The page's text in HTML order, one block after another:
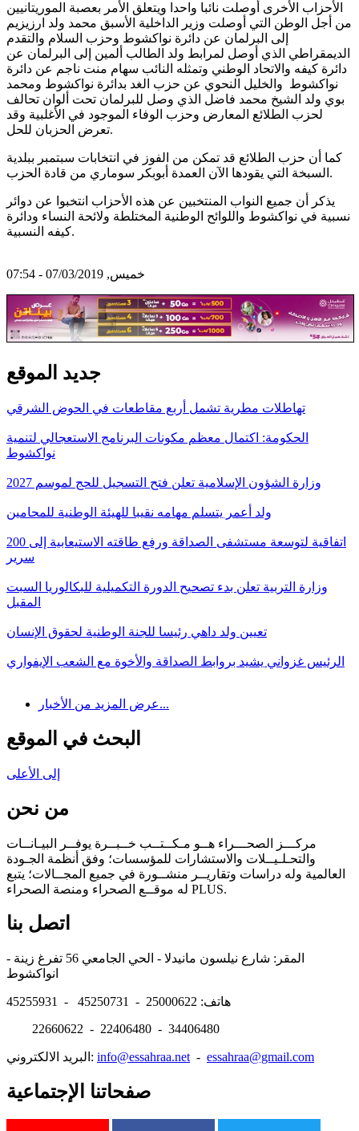
الأحزاب الأخرى أوصلت نائبا واحدا ويتعلق الأمر بعصبة الموريتانيين
من أجل الوطن التي أوصلت وزير الداخلية الأسبق محمد ولد ارزيزيم
إلى البرلمان عن دائرة نواكشوط وحزب السلام والتقدم
الديمقراطي الذي أوصل لمرابط ولد الطالب ألمين إلى البرلمان عن
دائرة كيفه والاتحاد الوطني وتمثله النائب سهام منت ناجم عن دائرة
نواكشوط والخليل النحوي عن حزب الغد بدائرة نواكشوط ومحمد
بوي ولد الشيخ محمد فاضل الذي وصل للبرلمان تحت ألوان تحالف
لحزب الطلائع المعارض وحزب الوفاء الموجود في الأغلبية وقد
تعرض الحزبان للحل.
كما أن حزب الطلائع قد تمكن من الفوز في انتخابات سبتمبر ببلدية
السبخة التي يقودها الآن العمدة أبوبكر سوماري من قادة الحزب.
يذكر أن جميع النواب المنتخبين عن هذه الأحزاب انتخبوا عن دوائر
نسبية في نواكشوط واللوائح الوطنية المختلطة ولائحة النساء ودائرة
كيفه النسبية.
خميس, 07/03/2019 - 07:54
جديد الموقع
تهاطلات مطرية تشمل أربع مقاطعات في الحوض الشرقي
الحكومة: اكتمال معظم مكونات البرنامج الاستعجالي لتنمية
نواكشوط
وزارة الشؤون الإسلامية تعلن فتح التسجيل للحج لموسم 2027
ولد أعمر يتسلم مهامه نقيبا للهيئة الوطنية للمحامين
اتفاقية لتوسعة مستشفى الصداقة ورفع طاقته الاستيعابية إلى 200
سرير
وزارة التربية تعلن بدء تصحيح الدورة التكميلية للبكالوريا السبت
المقبل
تعيين ولد داهي رئيسا للجنة الوطنية لحقوق الإنسان
الرئيس غزواني يشيد بروابط الصداقة والأخوة مع الشعب الإيفواري
عرض المزيد من الأخبار...
البحث في الموقع
إلى الأعلى
من نحن
مركـــز الصحـــراء هــو مـكــتــب خــبــرة يوفــر البيـانــات
والتحـلـيــلات والاستشارات للمؤسسات؛ وفق أنظمة الجـودة
العالمية وله دراسات وتقاريــر منشــورة في جميع المجــالات؛ يتبع
له موقــع الصحراء ومنصة الصحراء PLUS.
اتصل بنا
المقر: شارع نيلسون مانيدلا - الحي الجامعي 56 تفرغ زينة -
هاتف: 25000622 - 45250731 - 45255931
22660622 - 22406480 - 34406480
البريد الالكتروني: info@essahraa.net - essahraa@gmail.com
صفحاتنا الإجتماعية